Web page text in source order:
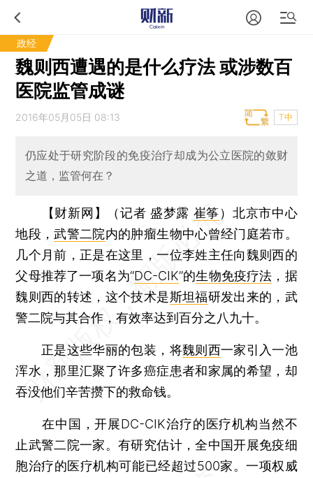
政经
魏则西遭遇的是什么疗法 或涉数百
医院监管成谜
2016年05月05日 08:13 T中
仍应处于研究阶段的免疫治疗却成为公立医院的敛财
之道，监管何在？
【财新网】（记者 盛梦露 崔筝） 北京市中心
地段，武警二院内的肿瘤生物中心曾经门庭若市。
几个月前，正是在这里，一位李姓主任向魏则西的
父母推荐了一项名为“DC-CIK”的生物免疫疗法 ，据
魏则西的转述，这个技术是斯坦福研发出来的，武
警二院与其合作，有效率达到百分之八九十。
正是这些华丽的包装，将魏则西一家引入一池
浑水，那里汇聚了许多癌症患者和家属的希望，却
吞没他们辛苦攒下的救命钱。
在中国，开展DC-CIK治疗的医疗机构当然不
止武警二院一家。有研究估计，全中国开展免疫细
胞治疗的医疗机构可能已经超过500家。一项权威